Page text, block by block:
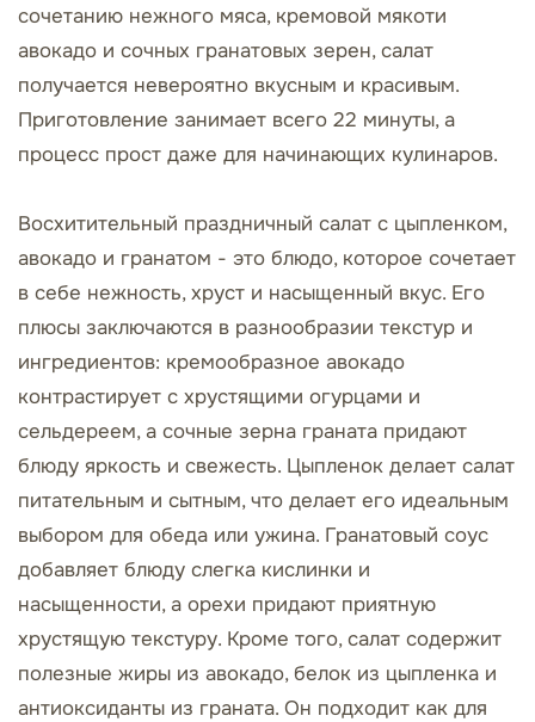
сочетанию нежного мяса, кремовой мякоти
авокадо и сочных гранатовых зерен, салат
получается невероятно вкусным и красивым.
Приготовление занимает всего 22 минуты, а
процесс прост даже для начинающих кулинаров.
Восхитительный праздничный салат с цыпленком,
авокадо и гранатом - это блюдо, которое сочетает
в себе нежность, хруст и насыщенный вкус. Его
плюсы заключаются в разнообразии текстур и
ингредиентов: кремообразное авокадо
контрастирует с хрустящими огурцами и
сельдереем, а сочные зерна граната придают
блюду яркость и свежесть. Цыпленок делает салат
питательным и сытным, что делает его идеальным
выбором для обеда или ужина. Гранатовый соус
добавляет блюду слегка кислинки и
насыщенности, а орехи придают приятную
хрустящую текстуру. Кроме того, салат содержит
полезные жиры из авокадо, белок из цыпленка и
антиоксиданты из граната. Он подходит как для